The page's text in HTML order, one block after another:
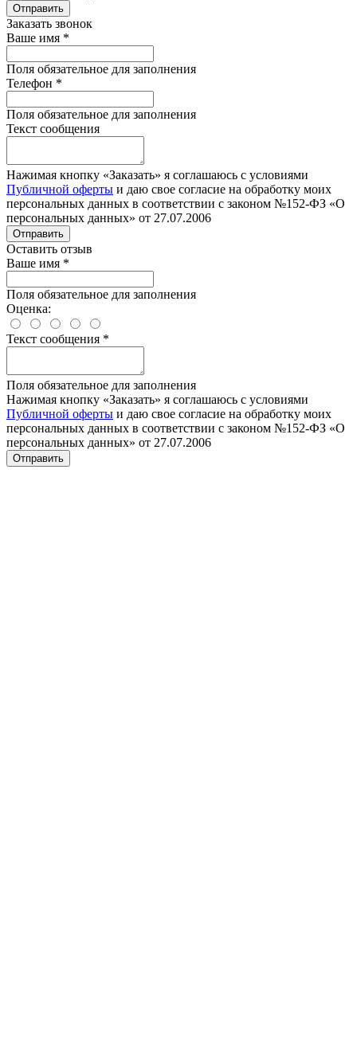
Отправить
Заказать звонок
Ваше имя *
Поля обязательное для заполнения
Телефон *
Поля обязательное для заполнения
Текст сообщения
Нажимая кнопку «Заказать» я соглашаюсь с условиями
Публичной оферты и даю свое согласие на обработку моих
персональных данных в соответствии с законом №152-ФЗ «О
персональных данных» от 27.07.2006
Отправить
Оставить отзыв
Ваше имя *
Поля обязательное для заполнения
Оценка:
Текст сообщения *
Поля обязательное для заполнения
Нажимая кнопку «Заказать» я соглашаюсь с условиями
Публичной оферты и даю свое согласие на обработку моих
персональных данных в соответствии с законом №152-ФЗ «О
персональных данных» от 27.07.2006
Отправить